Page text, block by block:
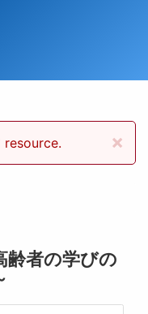
×
ジ
齢者の学びの